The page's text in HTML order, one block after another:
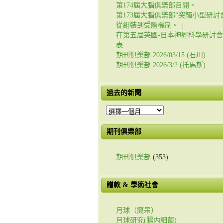
第174屆大腦俱樂部召開。
第173屆大腦俱樂部“突觸小型研討
從組裝到受體機制。 」
在第五屆英國-日本神經科學研討
表
期刊俱樂部 2026/03/15 (石川)
期刊俱樂部 2026/3/2 (托馬斯)
過去的新聞
過
的
新
期刊俱樂部
期刊俱樂部 (353)
贈款 & 學術社會
月球（癡呆）
月球研究(腸内細菌)